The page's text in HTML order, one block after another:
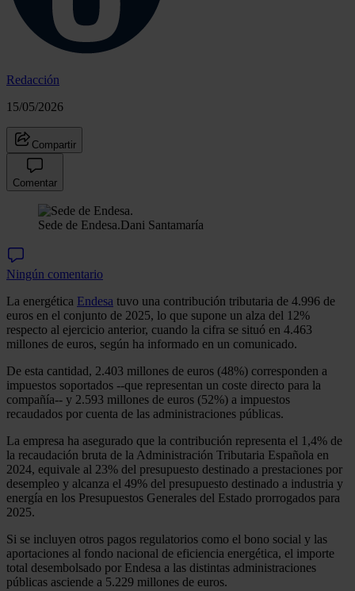
Redacción
15/05/2026
Compartir
Comentar
Sede de Endesa.Dani Santamaría
Ningún comentario
La energética Endesa tuvo una contribución tributaria de 4.996 de
euros en el conjunto de 2025, lo que supone un alza del 12%
respecto al ejercicio anterior, cuando la cifra se situó en 4.463
millones de euros, según ha informado en un comunicado.
De esta cantidad, 2.403 millones de euros (48%) corresponden a
impuestos soportados --que representan un coste directo para la
compañía-- y 2.593 millones de euros (52%) a impuestos
recaudados por cuenta de las administraciones públicas.
La empresa ha asegurado que la contribución representa el 1,4% de
la recaudación bruta de la Administración Tributaria Española en
2024, equivale al 23% del presupuesto destinado a prestaciones por
desempleo y alcanza el 49% del presupuesto destinado a industria y
energía en los Presupuestos Generales del Estado prorrogados para
2025.
Si se incluyen otros pagos regulatorios como el bono social y las
aportaciones al fondo nacional de eficiencia energética, el importe
total desembolsado por Endesa a las distintas administraciones
públicas asciende a 5.229 millones de euros.